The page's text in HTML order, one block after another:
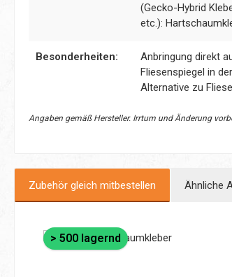
(Gecko-Hybrid
etc.):
Besonderheiten:
Anbringung direkt
Fliesenspiegel in
Alternative zu
Angaben gemäß Hersteller. Irrtum und Änderung
Zubehör gleich mitbestellen Ähnliche
> 500 lagernd